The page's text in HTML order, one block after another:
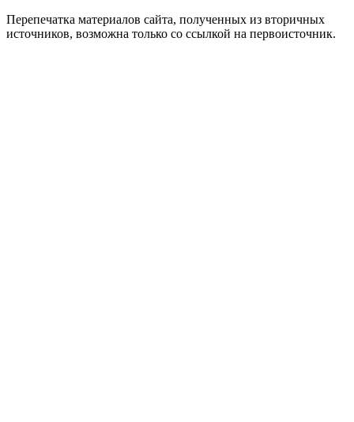
Перепечатка материалов сайта, полученных из вторичных
источников, возможна только со ссылкой на первоисточник.